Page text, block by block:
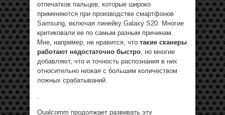
отпечатков пальцев, которые широко
применяются при производстве смартфонов
Samsung, включая линейку Galaxy S20. Многие
критиковали ее по самым разным причинам.
Мне, например, не нравится, что такие сканеры
работают недостаточно быстро, но многие
добавляют, что и точность распознания в них
относительно низкая с большим количеством
ложных срабатываний.
.
Qualcomm продолжает развивать эту